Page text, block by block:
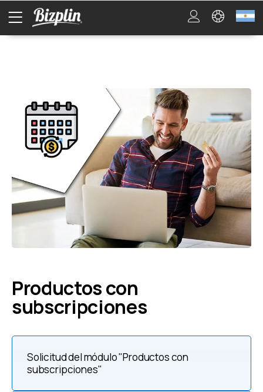
Productos con
subscripciones
Solicitud del módulo "Productos con
subscripciones"